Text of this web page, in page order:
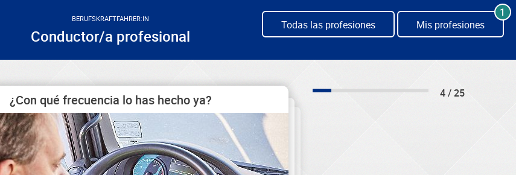
BERUFSKRAFTFAHRER:IN
Conductor/a profesional
Todas las profesiones Mis profesiones
1
¿Con qué frecuencia lo has hecho ya? 4 / 25